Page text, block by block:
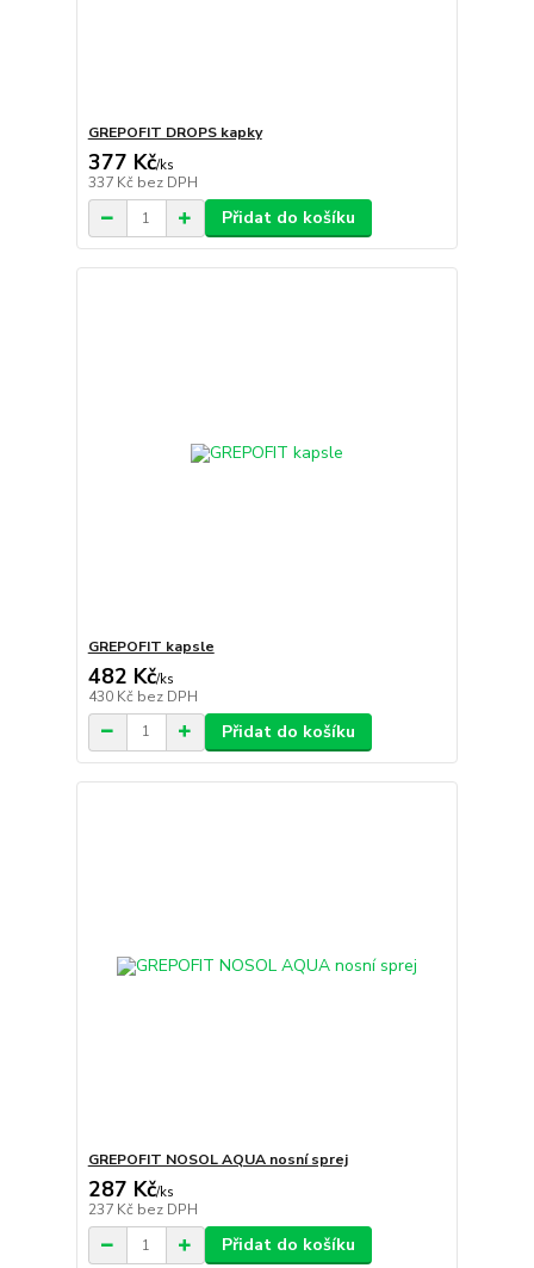
GREPOFIT DROPS kapky
377 Kč/ks
337 Kč bez DPH
Přidat do košíku
GREPOFIT kapsle
482 Kč/ks
430 Kč bez DPH
Přidat do košíku
GREPOFIT NOSOL AQUA nosní sprej
287 Kč/ks
237 Kč bez DPH
Přidat do košíku